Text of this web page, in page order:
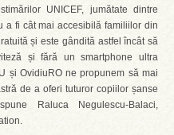
UNICEF, jumătate dintre
a fi cât mai accesibilă familiilor din
și este gândită astfel încât să
și fără un smartphone ultra
și OvidiuRO ne propunem să mai
de a oferi tuturor copiilor șanse
Raluca Negulescu-Balaci,